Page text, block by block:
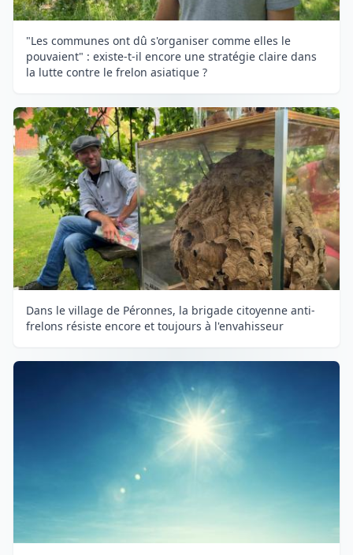
"Les communes ont dû s'organiser comme elles le
pouvaient" : existe-t-il encore une stratégie claire dans
la lutte contre le frelon asiatique ?
Dans le village de Péronnes, la brigade citoyenne anti-
frelons résiste encore et toujours à l'envahisseur